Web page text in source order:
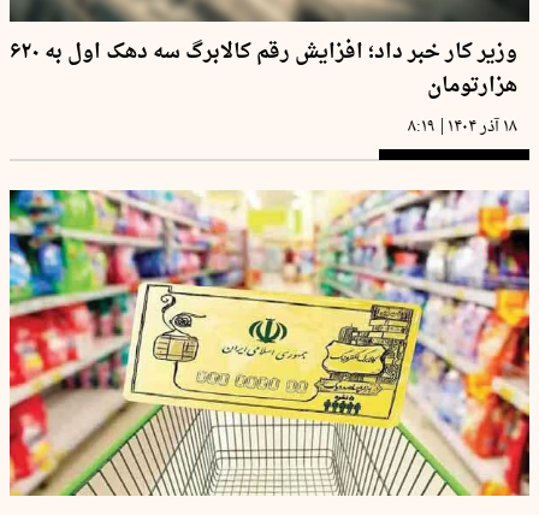
وزیر کار خبر داد؛ افزایش رقم کالابرگ سه دهک اول به ۶۲۰
هزارتومان
۱۸ آذر ۱۴۰۴ | ۸:۱۹